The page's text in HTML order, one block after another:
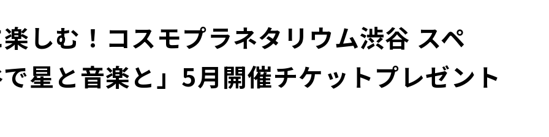
しむ！コスモプラネタリウム渋谷 スペ
星と音楽と」5月開催チケットプレゼント